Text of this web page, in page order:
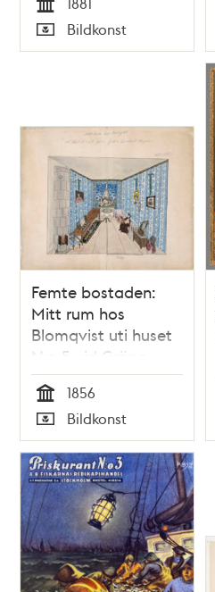
Tid
Typ
Bildkonst
Femte bostaden:
Mitt rum hos
Blomqvist uti huset
N:o 5 vid Gröna
Gatan, Qvarteret
Hagen, nedra
botten
Tid
1856
Typ
Bildkonst